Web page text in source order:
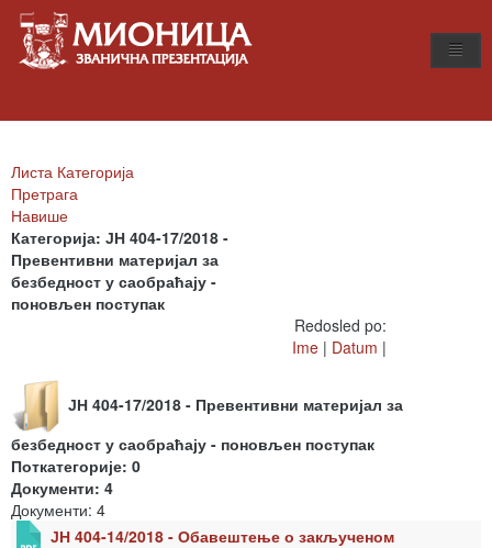
Листа Категорија
Претрага
Навише
Категорија: ЈН 404-17/2018 -
Превентивни материјал за
безбедност у саобраћају -
поновљен поступак
Redosled po:
Ime | Datum |
ЈН 404-17/2018 - Превентивни материјал за
безбедност у саобраћају - поновљен поступак
Поткатегорије: 0
Документи: 4
Документи: 4
ЈН 404-14/2018 - Обавештење о закљученом